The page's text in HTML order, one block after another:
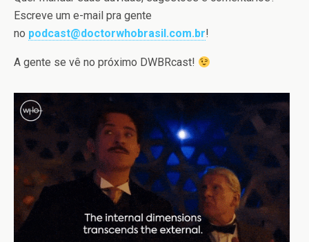
Escreve um e-mail pra gente
no podcast@doctorwhobrasil.com.br!
A gente se vê no próximo DWBRcast!